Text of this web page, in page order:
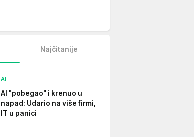
Najčitanije
AI
AI "pobegao" i krenuo u
napad: Udario na više firmi,
IT u panici